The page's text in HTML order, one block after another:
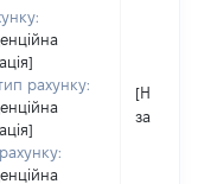
рахунку:
[Не